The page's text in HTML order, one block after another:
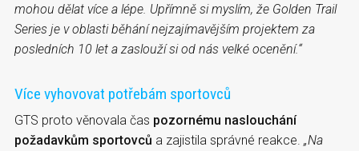
mohou dělat více a lépe. Upřímně si myslím, že Golden Trail
Series je v oblasti běhánínejzajímavějším projektem za
posledních 10 let a zaslouží si od nás velké ocenění.“
Více vyhovovat potřebám sportovců
GTS proto věnovala čas pozornému naslouchání
požadavkům sportovců a zajistila správné reakce. „Na